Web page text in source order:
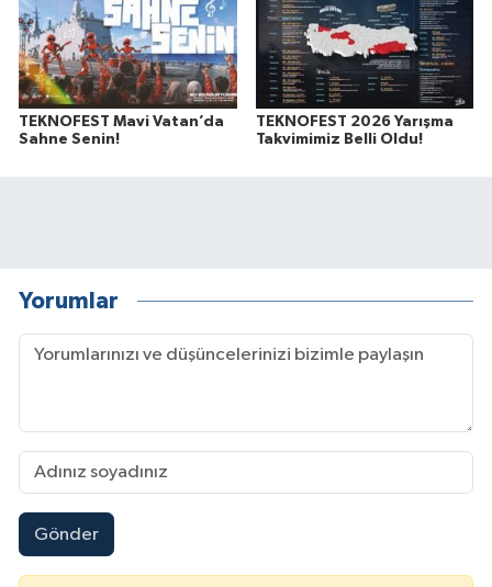
TEKNOFEST Mavi Vatan’da
Sahne Senin!
TEKNOFEST 2026 Yarışma
Takvimimiz Belli Oldu!
Yorumlar
Gönder